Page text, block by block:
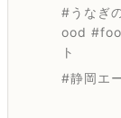
#うなぎ
ood
ト
#静岡エ